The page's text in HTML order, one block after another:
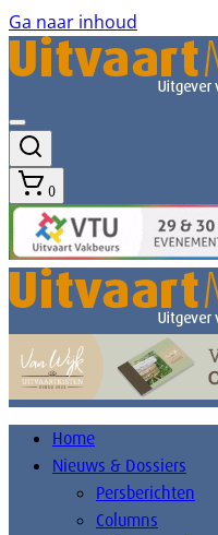
Ga naar inhoud
0
Home
Nieuws & Dossiers
Persberichten
Columns